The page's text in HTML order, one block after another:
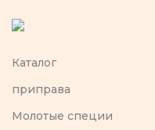
Каталог
приправа
Молотые специи